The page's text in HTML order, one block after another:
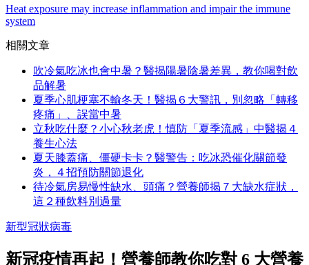
Heat exposure may increase inflammation and impair the immune
system
相關文章
吹冷氣吃冰也會中暑？醫揭陽暑陰暑差異，教你喝對飲
品解暑
夏季心肌梗塞不輸冬天！醫揭６大警訊，別忽略「轉移
疼痛」、誤當中暑
立秋吃什麼？小心秋老虎！慎防「夏季流感」中醫揭４
養生心法
夏天膝蓋痛、僵硬卡卡？醫警告：吃冰恐催化關節發
炎，４招預防關節退化
待冷氣房易慢性缺水、頭痛？營養師揭７大缺水症狀，
這２種飲料別過量
新型冠狀病毒
新冠疫情再起！營養師教你吃對 6 大營養